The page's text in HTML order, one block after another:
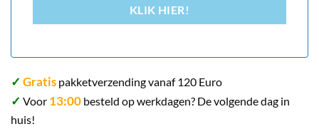
KLIK HIER!
✓ Gratis pakketverzending vanaf 120 Euro
✓ Voor 13:00 besteld op werkdagen? De volgende dag in
huis!